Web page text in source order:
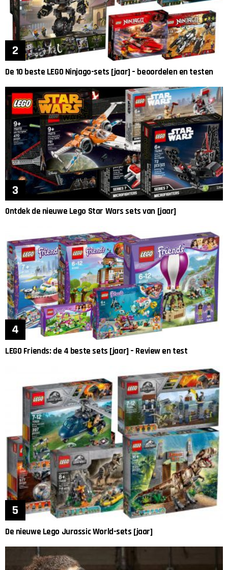
De 10 beste LEGO Ninjago-sets [jaar] – beoordelen en testen
Ontdek de nieuwe Lego Star Wars sets van [jaar]
LEGO Friends: de 4 beste sets [jaar] – Review en test
De nieuwe Lego Jurassic World-sets [jaar]